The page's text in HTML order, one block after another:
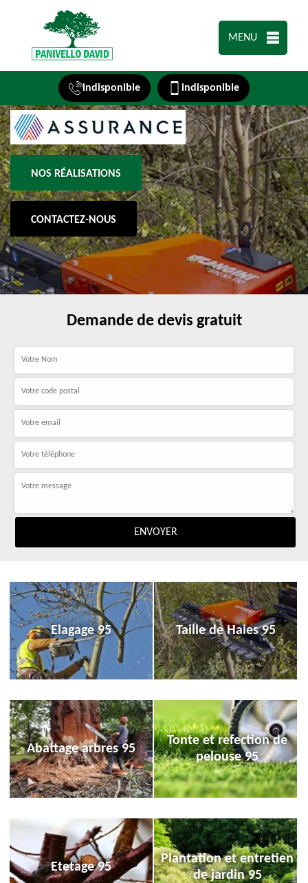
MENU
indisponible indisponible
NOS RÉALISATIONS
CONTACTEZ-NOUS
Demande de devis gratuit
Elagage 95 Taille de Haies 95
Abattage arbres 95
Tonte et refection de
pelouse 95
Etetage 95
Plantation et entretien
de jardin 95